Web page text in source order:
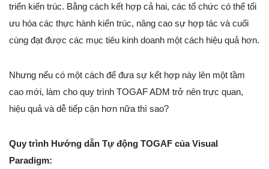
triển kiến trúc. Bằng cách kết hợp cả hai, các tổ chức có thể tối
ưu hóa các thực hành kiến trúc, nâng cao sự hợp tác và cuối
cùng đạt được các mục tiêu kinh doanh một cách hiệu quả hơn.
Nhưng nếu có một cách để đưa sự kết hợp này lên một tầm
cao mới, làm cho quy trình TOGAF ADM trở nên trực quan,
hiệu quả và dễ tiếp cận hơn nữa thì sao?
Quy trình Hướng dẫn Tự động TOGAF của Visual
Paradigm: